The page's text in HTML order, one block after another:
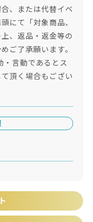
、または代替イベ
にて「対象商品、
、返品・返金等の
ご了承願います。
言動であるとス
頂く場合もござい